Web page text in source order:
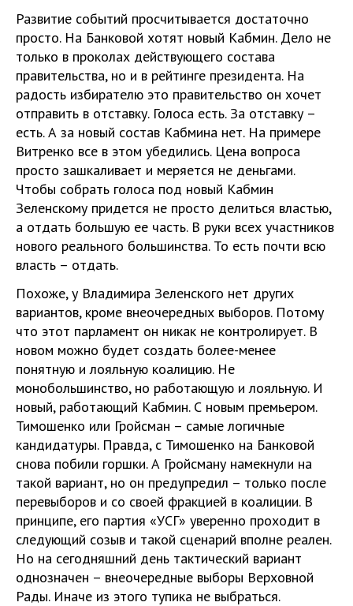
Развитие событий просчитывается достаточно
просто. На Банковой хотят новый Кабмин. Дело не
только в проколах действующего состава
правительства, но и в рейтинге президента. На
радость избирателю это правительство он хочет
отправить в отставку. Голоса есть. За отставку –
есть. А за новый состав Кабмина нет. На примере
Витренко все в этом убедились. Цена вопроса
просто зашкаливает и меряется не деньгами.
Чтобы собрать голоса под новый Кабмин
Зеленскому придется не просто делиться властью,
а отдать большую ее часть. В руки всех участников
нового реального большинства. То есть почти всю
власть – отдать.
Похоже, у Владимира Зеленского нет других
вариантов, кроме внеочередных выборов. Потому
что этот парламент он никак не контролирует. В
новом можно будет создать более-менее
понятную и лояльную коалицию. Не
монобольшинство, но работающую и лояльную. И
новый, работающий Кабмин. С новым премьером.
Тимошенко или Гройсман – самые логичные
кандидатуры. Правда, с Тимошенко на Банковой
снова побили горшки. А Гройсману намекнули на
такой вариант, но он предупредил – только после
перевыборов и со своей фракцией в коалиции. В
принципе, его партия «УСГ» уверенно проходит в
следующий созыв и такой сценарий вполне реален.
Но на сегодняшний день тактический вариант
однозначен – внеочередные выборы Верховной
Рады. Иначе из этого тупика не выбраться.